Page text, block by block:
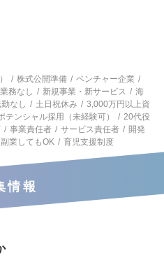
株式公開準備
ベンチャー企業
務なし 新規事業・新サービス
海
なし 土日祝休み
3,000万円以上資
テンシャル採用（未経験可）
20代役
事業責任者 サービス責任者
開発
副業してもOK 育児支援制度
情報